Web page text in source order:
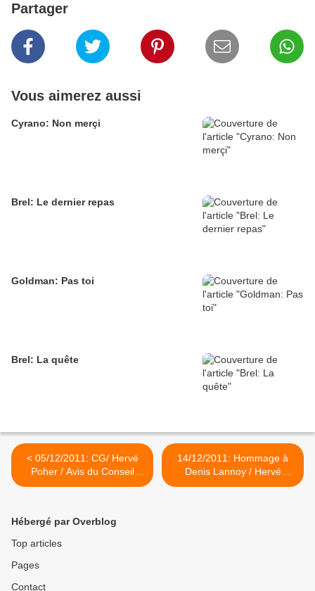
Partager
Vous aimerez aussi
Cyrano: Non merçi
Brel: Le dernier repas
Goldman: Pas toi
Brel: La quête
< 05/12/2011: CG/ Hervé
Poher / Avis du Conseil
Général sur le SRCAE
14/12/2011: Hommage à
Denis Lannoy / Hervé
Poher >
Hébergé par Overblog
Top articles
Pages
Contact